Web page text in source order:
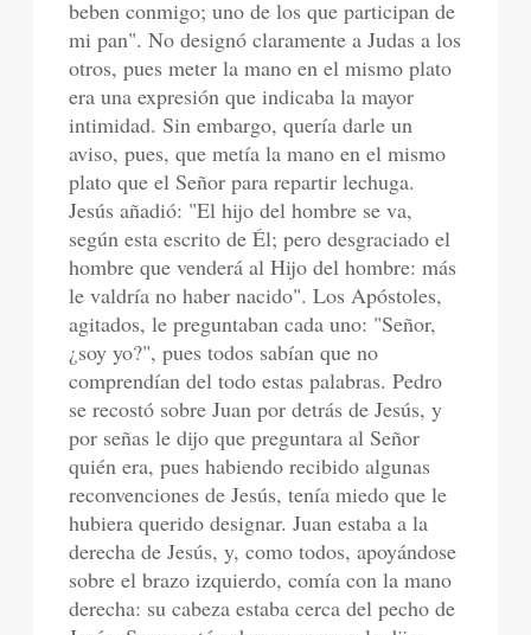
beben conmigo; uno de los que participan de
mi pan". No designó claramente a Judas a los
otros, pues meter la mano en el mismo plato
era una expresión que indicaba la mayor
intimidad. Sin embargo, quería darle un
aviso, pues, que metía la mano en el mismo
plato que el Señor para repartir lechuga.
Jesús añadió: "El hijo del hombre se va,
según esta escrito de Él; pero desgraciado el
hombre que venderá al Hijo del hombre: más
le valdría no haber nacido". Los Apóstoles,
agitados, le preguntaban cada uno: "Señor,
¿soy yo?", pues todos sabían que no
comprendían del todo estas palabras. Pedro
se recostó sobre Juan por detrás de Jesús, y
por señas le dijo que preguntara al Señor
quién era, pues habiendo recibido algunas
reconvenciones de Jesús, tenía miedo que le
hubiera querido designar. Juan estaba a la
derecha de Jesús, y, como todos, apoyándose
sobre el brazo izquierdo, comía con la mano
derecha: su cabeza estaba cerca del pecho de